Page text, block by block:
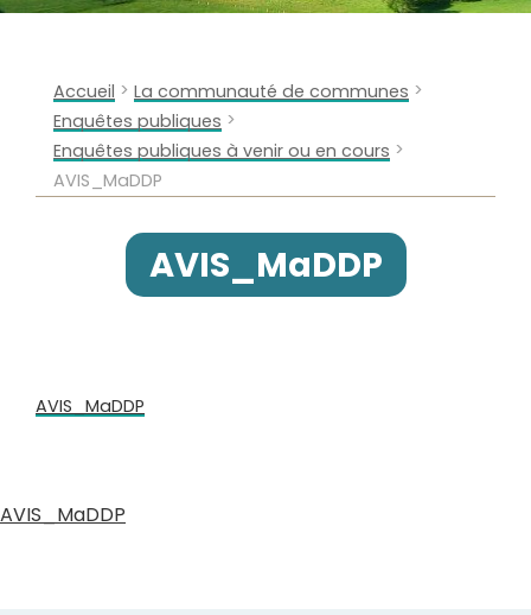
Accueil > La communauté de communes >
Enquêtes publiques >
Enquêtes publiques à venir ou en cours >
AVIS_MaDDP
AVIS_MaDDP
AVIS_MaDDP
AVIS_MaDDP